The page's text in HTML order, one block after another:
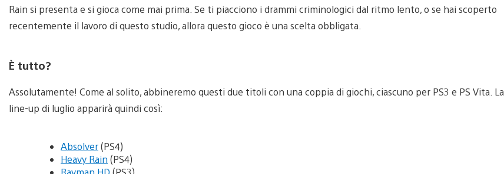
Rain si presenta e si gioca come mai prima. Se ti piacciono i drammi criminologici dal ritmo lento, o se hai scoperto
recentemente il lavoro di questo studio, allora questo gioco è una scelta obbligata.
È tutto?
Assolutamente! Come al solito, abbineremo questi due titoli con una coppia di giochi, ciascuno per PS3 e PS Vita. La
line-up di luglio apparirà quindi così:
Absolver(PS4)
Heavy Rain (PS4)